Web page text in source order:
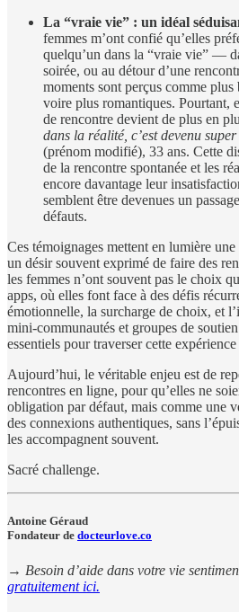
La “vraie vie” : un idéal
femmes m’ont confié qu’elles
quelqu’un dans la “vraie vie” —
soirée, ou au détour d’une
moments sont perçus comme
voire plus romantiques. Pourtant,
de rencontre devient de plus en
dans la réalité, c’est devenu
(prénom modifié), 33 ans. Cette
de la rencontre spontanée et les
encore davantage leur
semblent être devenues un
défauts.
Ces témoignages mettent en lumière
un désir souvent exprimé de faire des
les femmes n’ont souvent pas le choix
apps, où elles font face à des défis
émotionnelle, la surcharge de choix, et
mini-communautés et groupes de
essentiels pour traverser cette
Aujourd’hui, le véritable enjeu est de
rencontres en ligne, pour qu’elles ne
obligation par défaut, mais comme une
des connexions authentiques, sans
les accompagnent souvent.
Sacré challenge.
Antoine Géraud
Fondateur de docteurlove.co
→ Besoin d’aide dans votre vie
gratuitement ici.